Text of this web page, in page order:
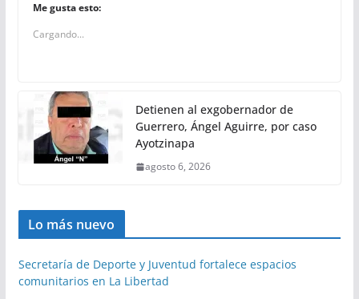
Me gusta esto:
Cargando...
Detienen al exgobernador de
Guerrero, Ángel Aguirre, por caso
Ayotzinapa
agosto 6, 2026
Lo más nuevo
Secretaría de Deporte y Juventud fortalece espacios
comunitarios en La Libertad